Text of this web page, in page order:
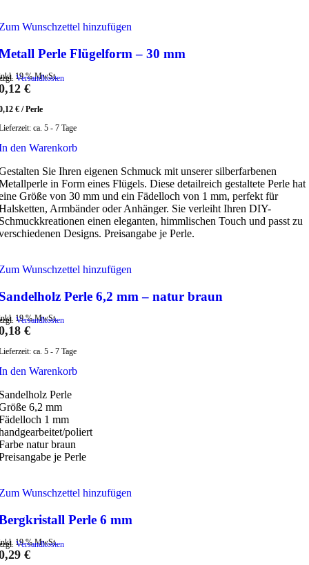
Wunschzettel hinzufügen
Perle Flügelform – 30 mm
19 % MwSt.
Versandkosten
€
€ /Perle
ca. 5 - 7 Tage
den Warenkorb
Sie Ihren eigenen Schmuck mit unserer silberfarbenen
in Form eines Flügels. Diese detailreich gestaltete Perle hat
Größe von 30 mm und ein Fädelloch von 1 mm, perfekt für
Armbänder oder Anhänger. Sie verleiht Ihren DIY-
einen eleganten, himmlischen Touch und passt zu
Designs. Preisangabe je Perle.
Wunschzettel hinzufügen
Perle 6,2 mm – natur braun
19 % MwSt.
Versandkosten
€
ca. 5 - 7 Tage
den Warenkorb
Perle
6,2 mm
1 mm
poliert
natur braun
je Perle
Wunschzettel hinzufügen
Perle 6 mm
19 % MwSt.
Versandkosten
€